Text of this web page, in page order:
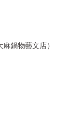
鍋物藝文店）